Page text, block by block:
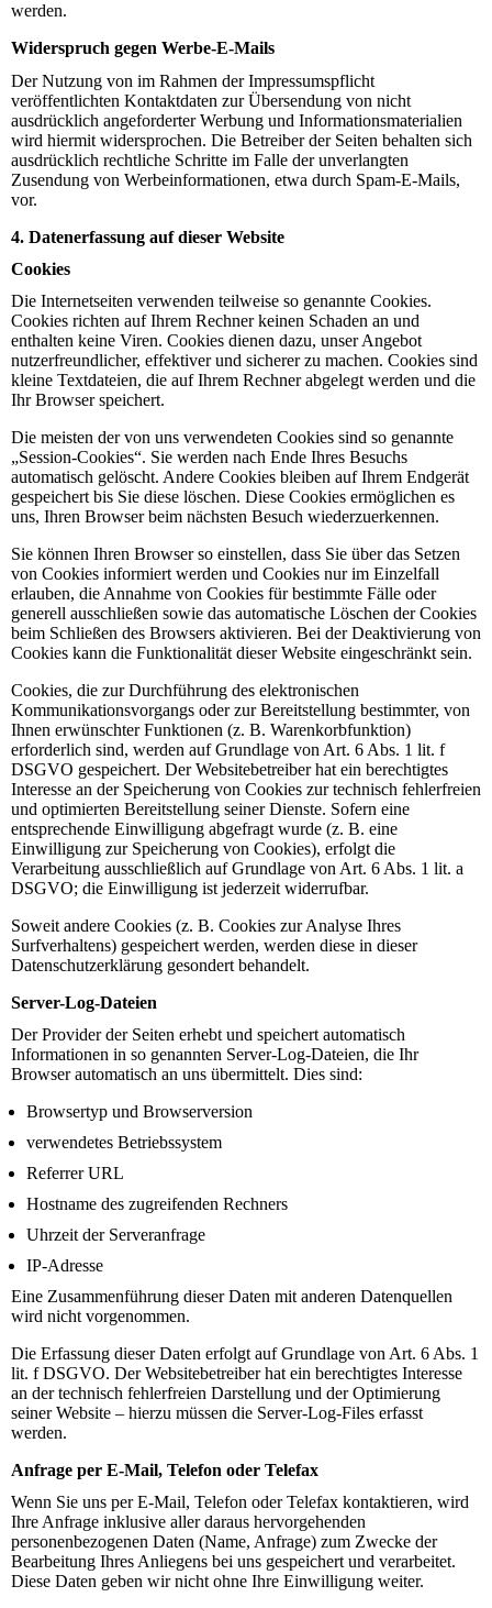
werden.
Widerspruch gegen Werbe-E-Mails
Der Nutzung von im Rahmen der Impressumspflicht
veröffentlichten Kontaktdaten zur Übersendung von nicht
ausdrücklich angeforderter Werbung und Informationsmaterialien
wird hiermit widersprochen. Die Betreiber der Seiten behalten sich
ausdrücklich rechtliche Schritte im Falle der unverlangten
Zusendung von Werbeinformationen, etwa durch Spam-E-Mails,
vor.
4. Datenerfassung auf dieser Website
Cookies
Die Internetseiten verwenden teilweise so genannte Cookies.
Cookies richten auf Ihrem Rechner keinen Schaden an und
enthalten keine Viren. Cookies dienen dazu, unser Angebot
nutzerfreundlicher, effektiver und sicherer zu machen. Cookies sind
kleine Textdateien, die auf Ihrem Rechner abgelegt werden und die
Ihr Browser speichert.
Die meisten der von uns verwendeten Cookies sind so genannte
„Session-Cookies“. Sie werden nach Ende Ihres Besuchs
automatisch gelöscht. Andere Cookies bleiben auf Ihrem Endgerät
gespeichert bis Sie diese löschen. Diese Cookies ermöglichen es
uns, Ihren Browser beim nächsten Besuch wiederzuerkennen.
Sie können Ihren Browser so einstellen, dass Sie über das Setzen
von Cookies informiert werden und Cookies nur im Einzelfall
erlauben, die Annahme von Cookies für bestimmte Fälle oder
generell ausschließen sowie das automatische Löschen der Cookies
beim Schließen des Browsers aktivieren. Bei der Deaktivierung von
Cookies kann die Funktionalität dieser Website eingeschränkt sein.
Cookies, die zur Durchführung des elektronischen
Kommunikationsvorgangs oder zur Bereitstellung bestimmter, von
Ihnen erwünschter Funktionen (z. B. Warenkorbfunktion)
erforderlich sind, werden auf Grundlage von Art. 6 Abs. 1 lit. f
DSGVO gespeichert. Der Websitebetreiber hat ein berechtigtes
Interesse an der Speicherung von Cookies zur technisch fehlerfreien
und optimierten Bereitstellung seiner Dienste. Sofern eine
entsprechende Einwilligung abgefragt wurde (z. B. eine
Einwilligung zur Speicherung von Cookies), erfolgt die
Verarbeitung ausschließlich auf Grundlage von Art. 6 Abs. 1 lit. a
DSGVO; die Einwilligung ist jederzeit widerrufbar.
Soweit andere Cookies (z. B. Cookies zur Analyse Ihres
Surfverhaltens) gespeichert werden, werden diese in dieser
Datenschutzerklärung gesondert behandelt.
Server-Log-Dateien
Der Provider der Seiten erhebt und speichert automatisch
Informationen in so genannten Server-Log-Dateien, die Ihr
Browser automatisch an uns übermittelt. Dies sind:
Browsertyp und Browserversion
verwendetes Betriebssystem
Referrer URL
Hostname des zugreifenden Rechners
Uhrzeit der Serveranfrage
IP-Adresse
Eine Zusammenführung dieser Daten mit anderen Datenquellen
wird nicht vorgenommen.
Die Erfassung dieser Daten erfolgt auf Grundlage von Art. 6 Abs. 1
lit. f DSGVO. Der Websitebetreiber hat ein berechtigtes Interesse
an der technisch fehlerfreien Darstellung und der Optimierung
seiner Website – hierzu müssen die Server-Log-Files erfasst
werden.
Anfrage per E-Mail, Telefon oder Telefax
Wenn Sie uns per E-Mail, Telefon oder Telefax kontaktieren, wird
Ihre Anfrage inklusive aller daraus hervorgehenden
personenbezogenen Daten (Name, Anfrage) zum Zwecke der
Bearbeitung Ihres Anliegens bei uns gespeichert und verarbeitet.
Diese Daten geben wir nicht ohne Ihre Einwilligung weiter.